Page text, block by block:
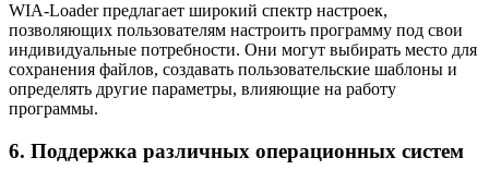
WIA-Loader предлагает широкий спектр настроек,
позволяющих пользователям настроить программу под свои
индивидуальные потребности. Они могут выбирать место для
сохранения файлов, создавать пользовательские шаблоны и
определять другие параметры, влияющие на работу
программы.
6. Поддержка различных операционных систем